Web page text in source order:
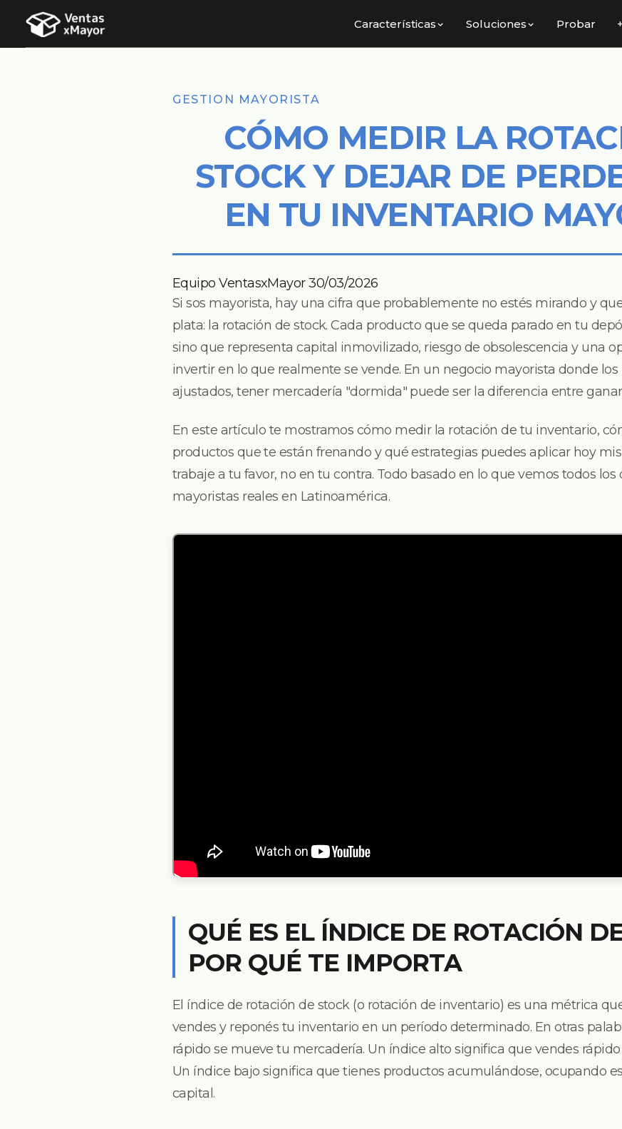
Características Soluciones Probar
GESTION MAYORISTA
CÓMO MEDIR LA
STOCK Y DEJAR DE
EN TU INVENTARIO
Equipo VentasxMayor 30/03/2026
Si sos mayorista, hay una cifra que probablemente no estés mirando y
plata: la rotación de stock. Cada producto que se queda parado en tu
sino que representa capital inmovilizado, riesgo de obsolescencia y una
invertir en lo que realmente se vende. En un negocio mayorista donde los
ajustados, tener mercadería "dormida" puede ser la diferencia entre
En este artículo te mostramos cómo medir la rotación de tu inventario,
productos que te están frenando y qué estrategias puedes aplicar hoy
trabaje a tu favor, no en tu contra. Todo basado en lo que vemos todos los
mayoristas reales en Latinoamérica.
QUÉ ES EL ÍNDICE DE ROTACIÓN
POR QUÉ TE IMPORTA
El índice de rotación de stock (o rotación de inventario) es una métrica
vendes y reponés tu inventario en un período determinado. En otras
rápido se mueve tu mercadería. Un índice alto significa que vendes
Un índice bajo significa que tienes productos acumulándose, ocupando
capital.